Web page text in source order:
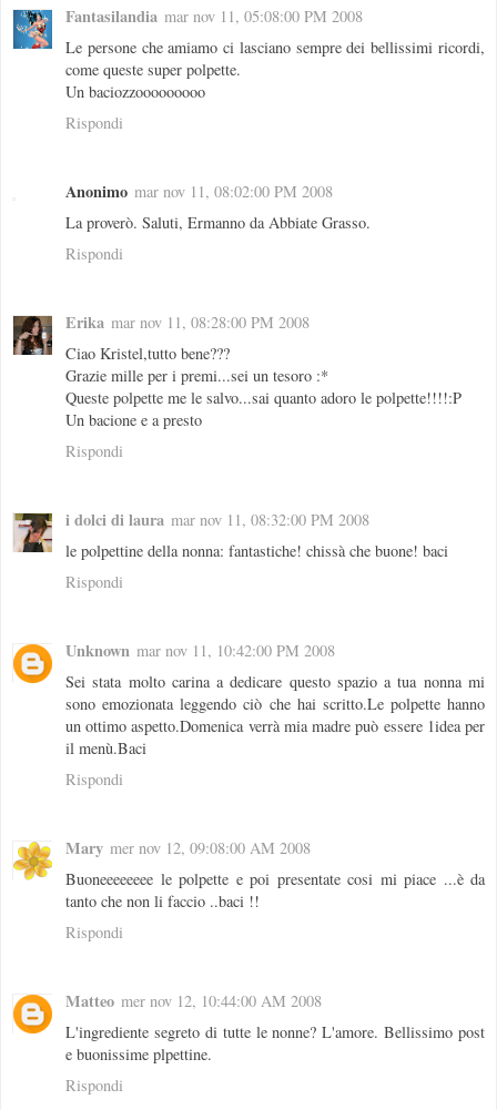
Fantasilandia mar nov 11, 05:08:00 PM 2008
Le persone che amiamo ci lasciano sempre dei bellissimi ricordi,
come queste super polpette.
Un baciozzooooooooo
Rispondi
Anonimo mar nov 11, 08:02:00 PM 2008
La proverò. Saluti, Ermanno da Abbiate Grasso.
Rispondi
Erika mar nov 11, 08:28:00 PM 2008
Ciao Kristel,tutto bene???
Grazie mille per i premi...sei un tesoro :*
Queste polpette me le salvo...sai quanto adoro le polpette!!!!:P
Un bacione e a presto
Rispondi
i dolci di laura mar nov 11, 08:32:00 PM 2008
le polpettine della nonna: fantastiche! chissà che buone! baci
Rispondi
Unknown mar nov 11, 10:42:00 PM 2008
Sei stata molto carina a dedicare questo spazio a tua nonna mi
sono emozionata leggendo ciò che hai scritto.Le polpette hanno
un ottimo aspetto.Domenica verrà mia madre può essere 1idea per
il menù.Baci
Rispondi
Mary mer nov 12, 09:08:00 AM 2008
Buoneeeeeeee le polpette e poi presentate cosi mi piace ...è da
tanto che non li faccio ..baci !!
Rispondi
Matteo mer nov 12, 10:44:00 AM 2008
L'ingrediente segreto di tutte le nonne? L'amore. Bellissimo post
e buonissime plpettine.
Rispondi